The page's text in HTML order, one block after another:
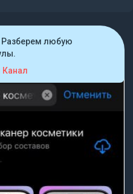
Разберем любую
Канал